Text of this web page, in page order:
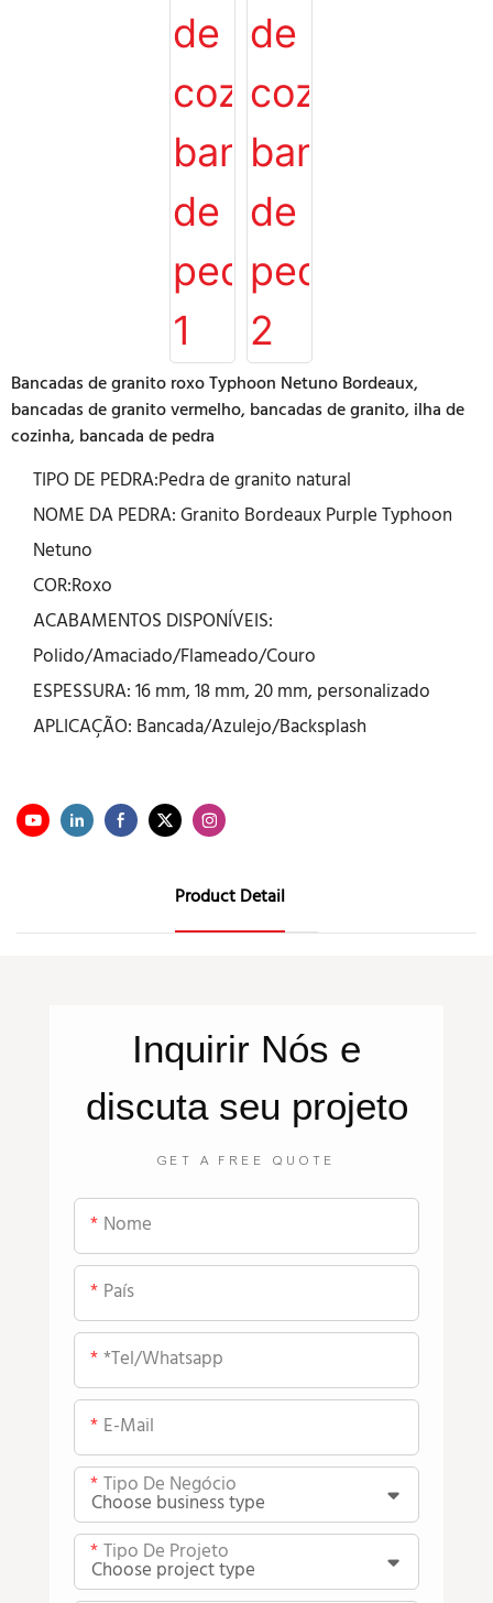
Bancadas de granito roxo Typhoon Netuno Bordeaux,
bancadas de granito vermelho, bancadas de granito, ilha de
cozinha, bancada de pedra
TIPO DE PEDRA:Pedra de granito natural
NOME DA PEDRA: Granito Bordeaux Purple Typhoon
Netuno
COR:Roxo
ACABAMENTOS DISPONÍVEIS:
Polido/Amaciado/Flameado/Couro
ESPESSURA: 16 mm, 18 mm, 20 mm, personalizado
APLICAÇÃO: Bancada/Azulejo/Backsplash
Product Detail
Inquirir Nós e
discuta seu projeto
GET A FREE QUOTE
Nome
País
*tel/whatsapp
E-Mail
Tipo De Negócio
Tipo De Projeto